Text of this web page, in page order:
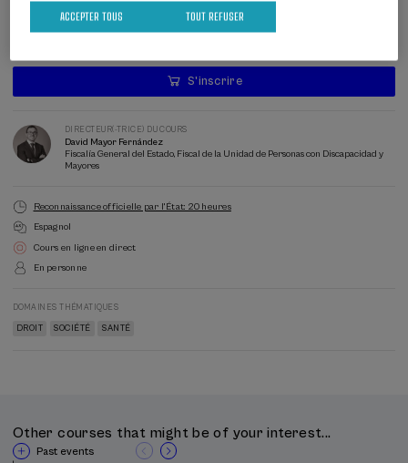
À PARTIR DE 25 €
S'inscrire
Dernières
places
du
cours
DIRECTEUR(-TRICE) DU COURS
David Mayor Fernández
Fiscalía General del Estado, Fiscal de la Unidad de Personas con Discapacidad y
Mayores
Reconnaissance officielle par l'État: 20 heures
Espagnol
Cours en ligne en direct
En personne
DOMAINES THÉMATIQUES
DROIT SOCIÉTÉ SANTÉ
Other courses that might be of your interest...
Past events
TOUT REFUSER
ACCEPTER TOUS